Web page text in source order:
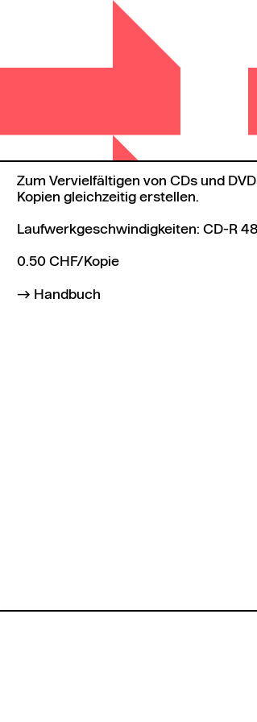
Zum Vervielfältigen von CDs und
Kopien gleichzeitig erstellen.
Laufwerkgeschwindigkeiten: CD-R
0.50 CHF/Kopie
Handbuch